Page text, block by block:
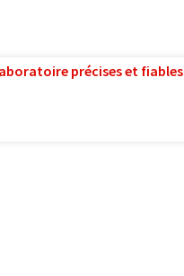
précises et fiables